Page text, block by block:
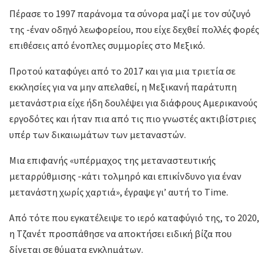
Πέρασε το 1997 παράνομα τα σύνορα μαζί με τον σύζυγό
της -έναν οδηγό λεωφορείου, που είχε δεχθεί πολλές φορές
επιθέσεις από ένοπλες συμμορίες στο Μεξικό.
Προτού καταφύγει από το 2017 και για μια τριετία σε
εκκλησίες για να μην απελαθεί, η Μεξικανή παράτυπη
μετανάστρια είχε ήδη δουλέψει για διάφρους Αμερικανούς
εργοδότες και ήταν πια από τις πιο γνωστές ακτιβίστριες
υπέρ των δικαιωμάτων των μεταναστών.
Μια επιφανής «υπέρμαχος της μεταναστευτικής
μεταρρύθμισης -κάτι τολμηρό και επικίνδυνο για έναν
μετανάστη χωρίς χαρτιά», έγραψε γι’ αυτή το Time.
Από τότε που εγκατέλειψε το ιερό καταφύγιό της, το 2020,
η Τζανέτ προσπάθησε να αποκτήσει ειδική βίζα που
δίνεται σε θύματα εγκλημάτων.